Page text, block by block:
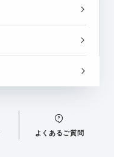
よくあるご質問